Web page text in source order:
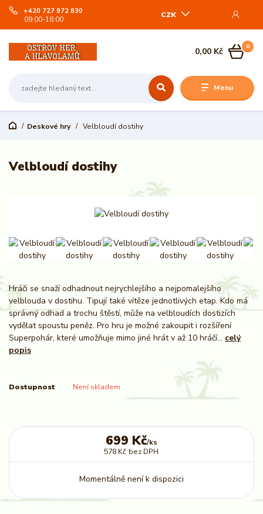
Menu
CZK
+420 727 972 830
09:00-18:00
0
0,00 Kč
Deskové hry Velbloudí dostihy
Velbloudí dostihy
Hráči se snaží odhadnout nejrychlejšího a nejpomalejšího
velblouda v dostihu. Tipují také vítěze jednotlivých etap. Kdo má
správný odhad a trochu štěstí, může na velbloudích dostizích
vydělat spoustu peněz. Pro hru je možné zakoupit i rozšíření
Superpohár, které umožňuje mimo jiné hrát v až 10 hráčí... celý
popis
Dostupnost Není skladem
699 Kč/ks
578 Kč bez DPH
Momentálně není k dispozici